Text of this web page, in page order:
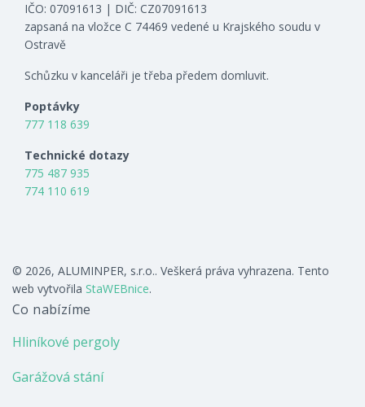
IČO: 07091613 | DIČ: CZ07091613
zapsaná na vložce C 74469 vedené u Krajského soudu v
Ostravě
Schůzku v kanceláři je třeba předem domluvit.
Poptávky
777 118 639
Technické dotazy
775 487 935
774 110 619
© 2026, ALUMINPER, s.r.o.. Veškerá práva vyhrazena. Tento
web vytvořila StaWEBnice.
Co nabízíme
Hliníkové pergoly
Garážová stání